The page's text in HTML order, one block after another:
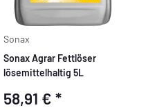
Sonax
Sonax Agrar Fettlöser
lösemittelhaltig 5L
58,91 € *